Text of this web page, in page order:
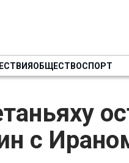
ОБЩЕСТВОСПОРТ
с